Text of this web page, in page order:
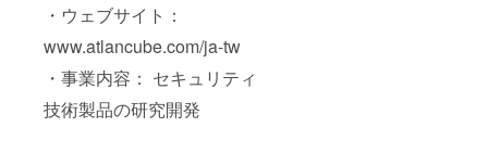
・ウェブサイト：
www.atlancube.com/ja-tw
・事業内容： セキュリティ
技術製品の研究開発